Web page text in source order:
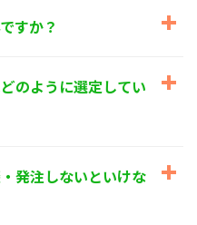
った場合には、適切か
提供の停止等を求めら
応じます。
およびその他の規範を
すか？
のように選定してい
発注しないといけな